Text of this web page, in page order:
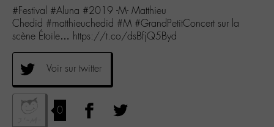
#Festival #Aluna #2019 -M- Matthieu
Chedid #matthieuchedid #M #GrandPetitConcert sur la
scène Étoile… https://t.co/dsBfjQ5Byd
Voir sur twitter
0